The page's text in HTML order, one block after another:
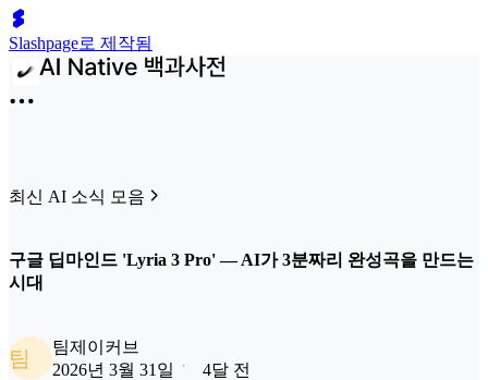
Slashpage로 제작됨
최신 AI 소식 모음
구글 딥마인드 'Lyria 3 Pro' — AI가 3분짜리 완성곡을 만드는
시대
팀
팀제이커브
2026년 3월 31일
4달 전